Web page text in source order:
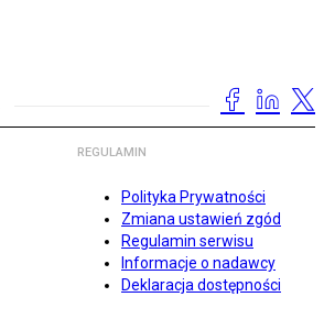
REGULAMIN
Polityka Prywatności
Zmiana ustawień zgód
Regulamin serwisu
Informacje o nadawcy
Deklaracja dostępności